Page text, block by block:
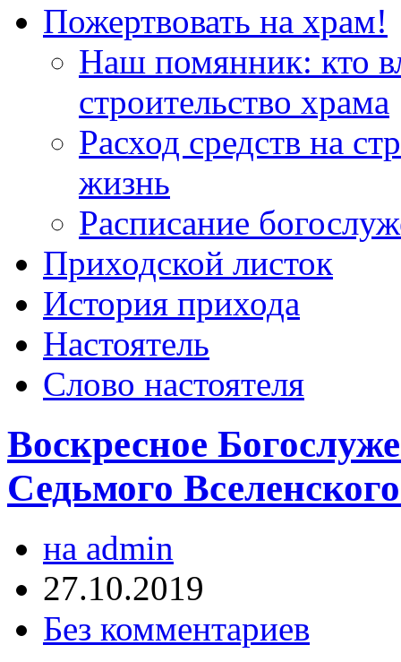
Пожертвовать на храм!
Наш помянник: кто
строительство храма
Расход средств на
жизнь
Расписание
Приходской листок
История прихода
Настоятель
Слово настоятеля
Воскресное
Седьмого
на admin
27.10.2019
Без комментариев